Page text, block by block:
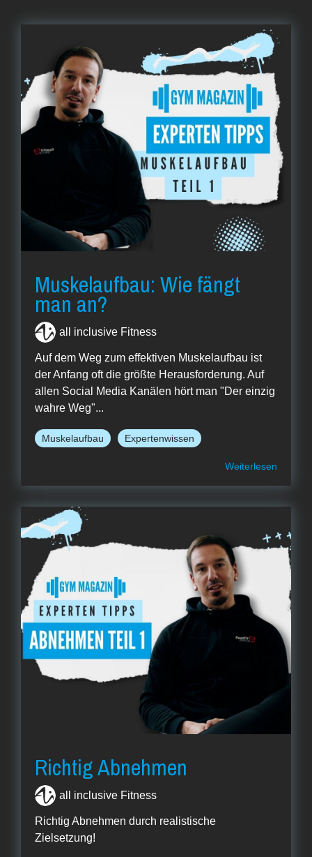
Muskelaufbau: Wie fängt
man an?
all inclusive Fitness
Auf dem Weg zum effektiven Muskelaufbau ist
der Anfang oft die größte Herausforderung. Auf
allen Social Media Kanälen hört man "Der einzig
wahre Weg"...
Muskelaufbau Expertenwissen
Weiterlesen
Richtig Abnehmen
all inclusive Fitness
Richtig Abnehmen durch realistische
Zielsetzung!